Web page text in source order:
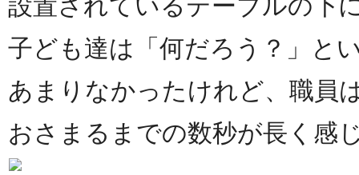
設置されているテーブルの下
子ども達は「何だろう？」と
あまりなかったけれど、職員
おさまるまでの数秒が長く感